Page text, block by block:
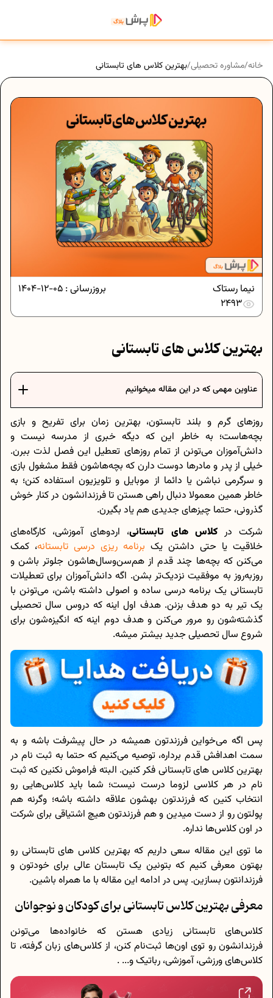
خانه/مشاوره تحصیلی/بهترین کلاس های تابستانی
بروزرسانی : 05-12-1404
نیما رستاک
2493
بهترین کلاس های تابستانی
عناوین مهمی که در این مقاله میخوانیم
روزهای گرم و بلند تابستون، بهترین زمان برای تفریح و بازی
بچه‌هاست؛ به خاطر این که دیگه خبری از مدرسه نیست و
دانش‌آموزان می‌تونن از تمام روزهای تعطیل این فصل لذت ببرن.
خیلی از پدر و مادرها دوست دارن که بچه‌هاشون فقط مشغول بازی
و سرگرمی نباشن یا دائما از موبایل و تلویزیون استفاده کنن؛ به
خاطر همین معمولا دنبال راهی هستن تا فرزندانشون در کنار خوش
گذرونی، حتما چیزهای جدیدی هم یاد بگیرن.
شرکت درکلاس های تابستانی، اردوهای آموزشی، کارگاه‌های
خلاقیت یا حتی داشتن یک برنامه‌ ریزی درسی تابستانه، کمک
می‌کنن که بچه‌ها چند قدم از هم‌سن‌وسال‌هاشون جلوتر باشن و
روزبه‌روز به موفقیت نزدیک‌تر بشن. اگه دانش‌آموزان برای تعطیلات
تابستانی یک برنامه درسی ساده و اصولی داشته باشن، می‌تونن با
یک تیر به دو هدف بزنن. هدف اول اینه که دروس سال تحصیلی
گذشته‌شون رو مرور می‌کنن و هدف دوم اینه که انگیزه‌شون برای
شروع سال تحصیلی جدید بیشتر میشه.
پس اگه می‌خواین فرزندتون همیشه در حال پیشرفت باشه و به
سمت اهدافش قدم برداره، توصیه می‌کنیم که حتما به ثبت نام در
بهترین کلاس های تابستانی فکر کنین. البته فراموش نکنین که ثبت
نام در هر کلاسی لزوما درست نیست؛ شما باید کلاس‌هایی رو
انتخاب کنین که فرزندتون بهشون علاقه داشته باشه؛ وگرنه هم
پولتون رو از دست میدین و هم فرزندتون هیچ اشتیاقی برای شرکت
در اون کلاس‌ها نداره.
ما توی این مقاله سعی داریم که بهترین کلاس های تابستانی رو
بهتون معرفی کنیم که بتونین یک تابستان عالی برای خودتون و
فرزندانتون بسازین. پس در ادامه این مقاله با ما همراه باشین.
معرفی بهترین کلاس تابستانی برای کودکان و نوجوانان
کلاس‌های تابستانی زیادی هستن که خانواده‌ها می‌تونن
فرزندانشون رو توی اون‌ها ثبت‌نام کنن، از کلاس‌های زبان گرفته، تا
کلاس‌های ورزشی، آموزشی، رباتیک و... .